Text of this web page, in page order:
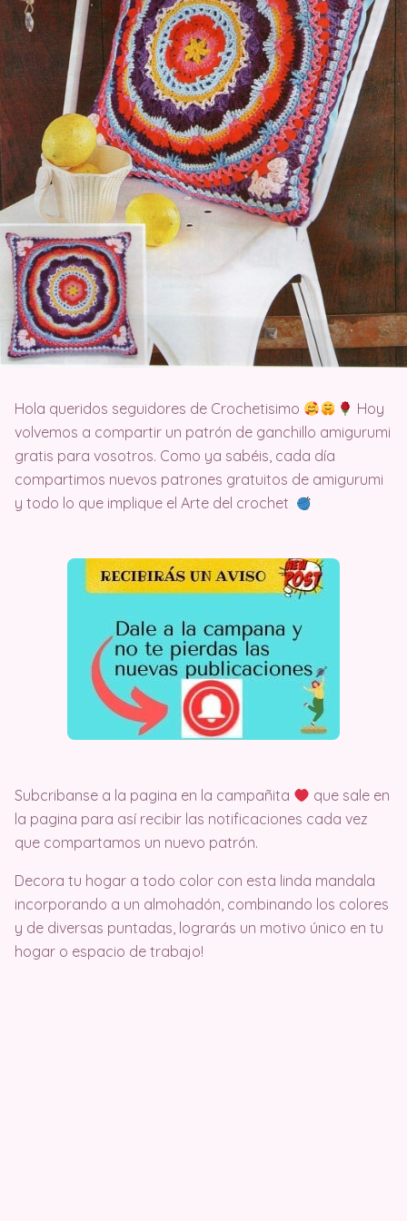
Hola queridos seguidores de Crochetisimo
Hoy
volvemos a compartir un patrón de ganchillo amigurumi
gratis para vosotros. Como ya sabéis, cada día
compartimos nuevos patrones gratuitos de amigurumi
y todo lo que implique el Arte del crochet
Subcribanse a la pagina en la campañita
que sale en
la pagina para así recibir las notificaciones cada vez
que compartamos un nuevo patrón.
Decora tu hogar a todo color con esta linda mandala
incorporando a un almohadón, combinando los colores
y de diversas puntadas, lograrás un motivo único en tu
hogar o espacio de trabajo!